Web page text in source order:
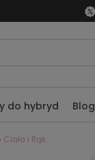
do hybryd Blog
i Rąk